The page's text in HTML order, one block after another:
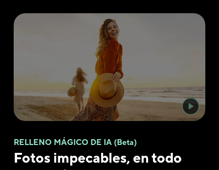
RELLENO MÁGICO DE IA (Beta)
Fotos impecables, en todo